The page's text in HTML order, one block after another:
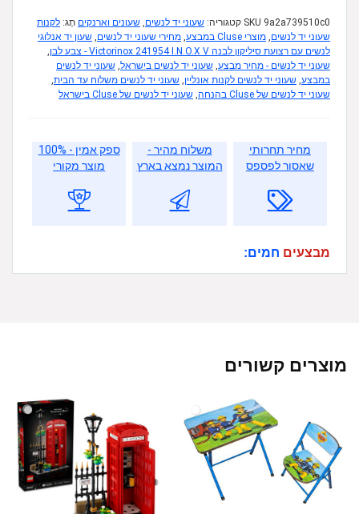
SKU 9a2a739510c0 קטגוריה: שעוני יד לנשים, שעונים וארנקים תָג: לקנות
שעוני יד לנשים, מוצרי Cluse במבצע , מחירי שעוני יד לנשים, שעון יד אנלוגי
לנשים עם רצועת סיליקון לבנה Victorinox 241954 I.N.O.X V - צבע לבן
,
שעוני יד לנשים - מחיר מבצע, שעוני יד לנשים בישראל, שעוני יד לנשים
במבצע, שעוני יד לנשים לקנות אונליין, שעוני יד לנשים משלוח עד הבית,
שעוני יד לנשים של Cluse בהנחה
, שעוני יד לנשים של Cluse בישראל
מחיר תחרותי
שאסור לפספס
משלוח מהיר -
המוצר נמצא בארץ
ספק אמין - 100%
מוצר מקורי
מבצעים חמים:
מוצרים קשורים